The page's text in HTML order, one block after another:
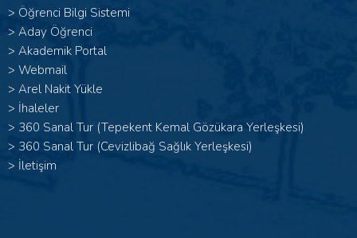
> Öğrenci Bilgi Sistemi
> Aday Öğrenci
> Akademik Portal
> Webmail
> Arel Nakit Yükle
> İhaleler
> 360 Sanal Tur (Tepekent Kemal Gözükara Yerleşkesi)
> 360 Sanal Tur (Cevizlibağ Sağlık Yerleşkesi)
> İletişim